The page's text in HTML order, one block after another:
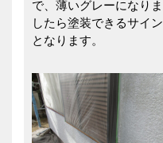
で、薄いグレーになりま
したら塗装できるサイン
となります。